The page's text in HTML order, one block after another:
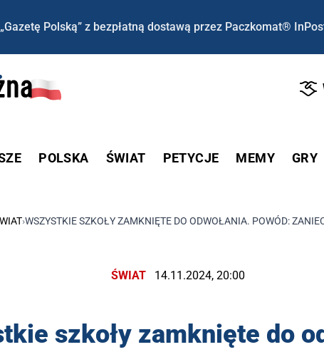
Polską” z bezpłatną dostawą przez Paczkomat®
POLSKA ŚWIAT PETYCJE MEMY GRY
›WSZYSTKIE SZKOŁY ZAMKNIĘTE DO ODWOŁANIA. POWÓD:
ŚWIAT 14.11.2024, 20:00
szkoły zamknięte do